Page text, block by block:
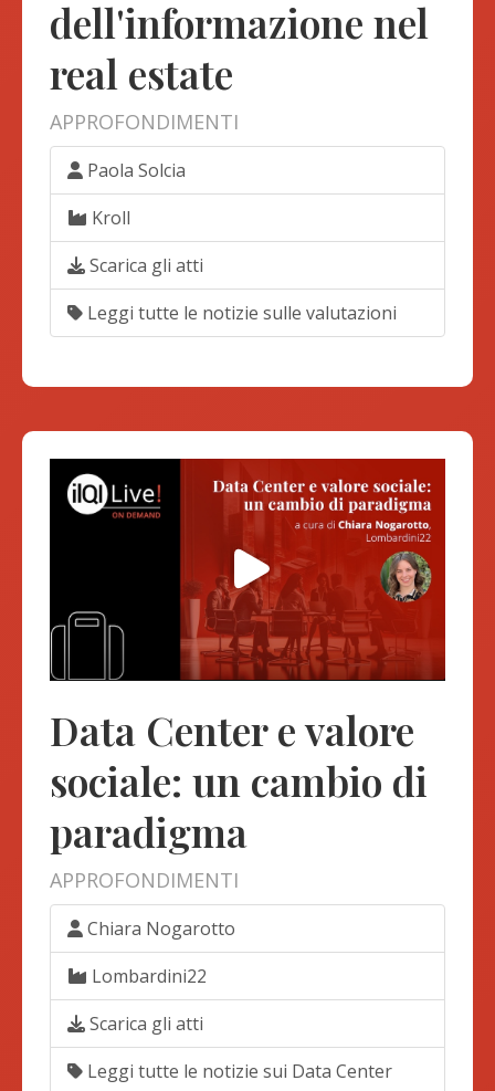
dell'informazione nel
real estate
APPROFONDIMENTI
Paola Solcia
Kroll
Scarica gli atti
Leggi tutte le notizie sulle valutazioni
Data Center e valore
sociale: un cambio di
paradigma
APPROFONDIMENTI
Chiara Nogarotto
Lombardini22
Scarica gli atti
Leggi tutte le notizie sui Data Center